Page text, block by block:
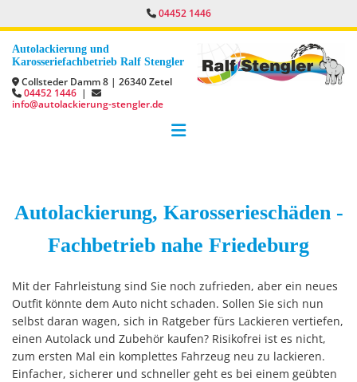
 04452 1446
Autolackierung und
Karosseriefachbetrieb Ralf Stengler
 Collsteder Damm 8 | 26340 Zetel
 04452 1446 | 
info@autolackierung-stengler.de
Autolackierung, Karosserieschäden -
Fachbetrieb nahe Friedeburg
Mit der Fahrleistung sind Sie noch zufrieden, aber ein neues
Outfit könnte dem Auto nicht schaden. Sollen Sie sich nun
selbst daran wagen, sich in Ratgeber fürs Lackieren vertiefen,
einen Autolack und Zubehör kaufen? Risikofrei ist es nicht,
zum ersten Mal ein komplettes Fahrzeug neu zu lackieren.
Einfacher, sicherer und schneller geht es bei einem geübten